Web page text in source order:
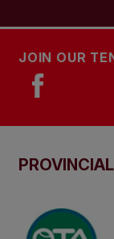
JOIN OUR